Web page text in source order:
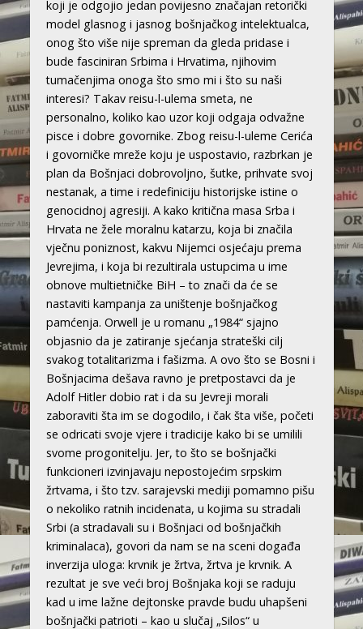
koji je odgojio jedan povijesno značajan retorički
model glasnog i jasnog bošnjačkog intelektualca,
onog što više nije spreman da gleda pridase i
bude fasciniran Srbima i Hrvatima, njihovim
tumačenjima onoga što smo mi i što su naši
interesi? Takav reisu-l-ulema smeta, ne
personalno, koliko kao uzor koji odgaja odvažne
pisce i dobre govornike. Zbog reisu-l-uleme Cerića
i govorničke mreže koju je uspostavio, razbrkan je
plan da Bošnjaci dobrovoljno, šutke, prihvate svoj
nestanak, a time i redefiniciju historijske istine o
genocidnoj agresiji. A kako kritična masa Srba i
Hrvata ne žele moralnu katarzu, koja bi značila
vječnu poniznost, kakvu Nijemci osjećaju prema
Jevrejima, i koja bi rezultirala ustupcima u ime
obnove multietničke BiH – to znači da će se
nastaviti kampanja za uništenje bošnjačkog
pamćenja. Orwell je u romanu „1984“ sjajno
objasnio da je zatiranje sjećanja strateški cilj
svakog totalitarizma i fašizma. A ovo što se Bosni i
Bošnjacima dešava ravno je pretpostavci da je
Adolf Hitler dobio rat i da su Jevreji morali
zaboraviti šta im se dogodilo, i čak šta više, početi
se odricati svoje vjere i tradicije kako bi se umilili
svome progonitelju. Jer, to što se bošnjački
funkcioneri izvinjavaju nepostojećim srpskim
žrtvama, i što tzv. sarajevski mediji pomamno pišu
o nekoliko ratnih incidenata, u kojima su stradali
Srbi (a stradavali su i Bošnjaci od bošnjačkih
kriminalaca), govori da nam se na sceni događa
inverzija uloga: krvnik je žrtva, žrtva je krvnik. A
rezultat je sve veći broj Bošnjaka koji se raduju
kad u ime lažne dejtonske pravde budu uhapšeni
bošnjački patrioti – kao u slučaj „Silos“ u